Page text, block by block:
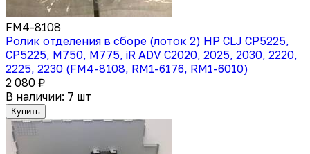
FM4-8108
Ролик отделения в сборе (лоток 2) HP CLJ CP5225,
CP5225, M750, M775, iR ADV C2020, 2025, 2030, 2220,
2225, 2230 (FM4-8108, RM1-6176, RM1-6010)
2 080 ₽
В наличии: 7 шт
Купить